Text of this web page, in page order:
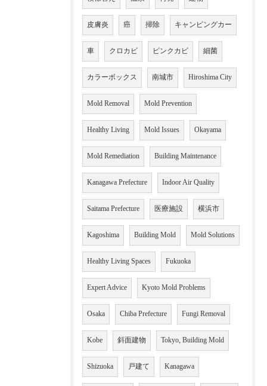
皮膚炎 癌 掃除 キャンピングカー
車 クロカビ ピンクカビ 細菌
カラーボックス 南城市 Hiroshima City
Mold Removal Mold Prevention
Healthy Living Mold Issues Okayama
Mold Remediation Building Maintenance
Kanagawa Prefecture Indoor Air Quality
Saitama Prefecture 医療施設 横浜市
Kagoshima Building Mold Mold Solutions
Healthy Living Spaces Fukuoka
Expert Advice Kyoto Mold Problems
Osaka Chiba Prefecture Fungi Removal
Kobe 斜面建物 Tokyo, Building Mold
Shizuoka 戸建て Kanagawa